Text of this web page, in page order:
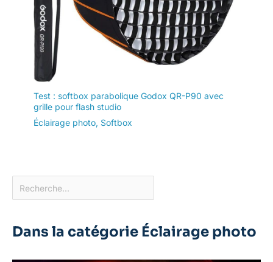
Test : softbox parabolique Godox QR-P90 avec
grille pour flash studio
Éclairage photo, Softbox
Dans la catégorie Éclairage photo